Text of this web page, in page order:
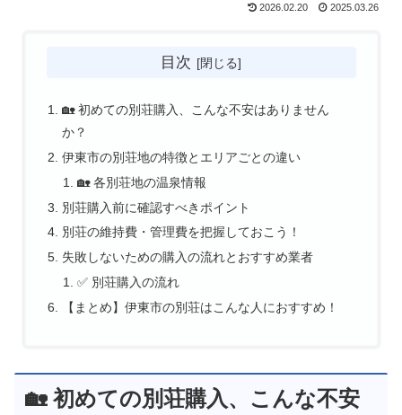
2026.02.20 2025.03.26
目次
🏡 初めての別荘購入、こんな不安はありません
か？
伊東市の別荘地の特徴とエリアごとの違い
🏡 各別荘地の温泉情報
別荘購入前に確認すべきポイント
別荘の維持費・管理費を把握しておこう！
失敗しないための購入の流れとおすすめ業者
✅ 別荘購入の流れ
【まとめ】伊東市の別荘はこんな人におすすめ！
🏡 初めての別荘購入、こんな不安